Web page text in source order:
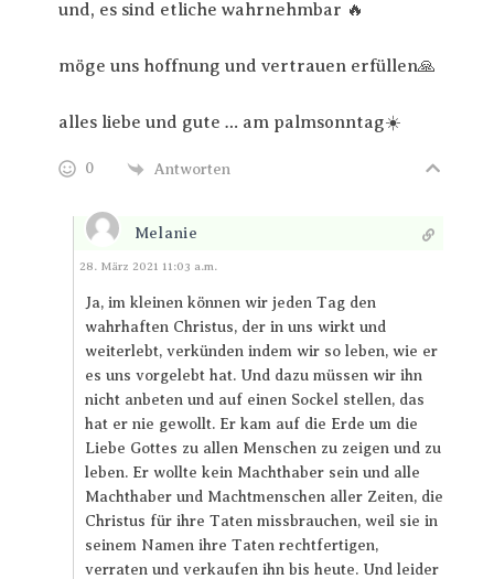
und, es sind etliche wahrnehmbar 🔥
möge uns hoffnung und vertrauen erfüllen🙏
alles liebe und gute … am palmsonntag☀️
0 Antworten
Melanie
Antworten
28. März 2021 11:03 a.m.
Ja, im kleinen können wir jeden Tag den
wahrhaften Christus, der in uns wirkt und
weiterlebt, verkünden indem wir so leben, wie er
es uns vorgelebt hat. Und dazu müssen wir ihn
nicht anbeten und auf einen Sockel stellen, das
hat er nie gewollt. Er kam auf die Erde um die
Liebe Gottes zu allen Menschen zu zeigen und zu
leben. Er wollte kein Machthaber sein und alle
Machthaber und Machtmenschen aller Zeiten, die
Christus für ihre Taten missbrauchen, weil sie in
seinem Namen ihre Taten rechtfertigen,
verraten und verkaufen ihn bis heute. Und leider